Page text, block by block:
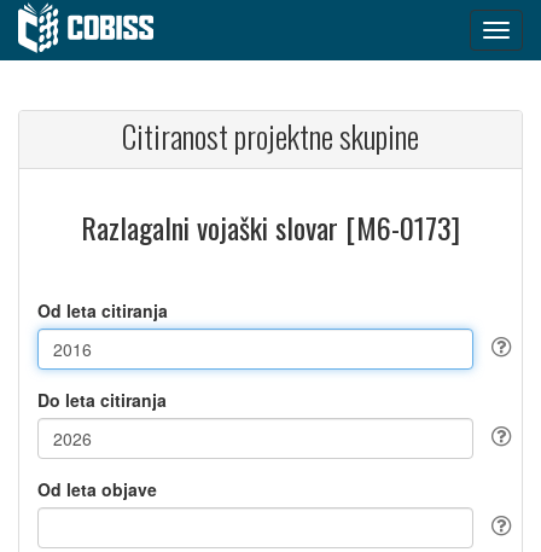
Citiranost projektne skupine
Razlagalni vojaški slovar [M6-0173]
Od leta citiranja
Do leta citiranja
Od leta objave